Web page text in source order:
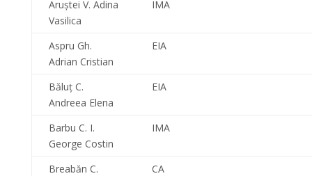
Aruştei V. Adina
Vasilica
IMA
Aspru Gh.
Adrian Cristian
EIA
Băluţ C.
Andreea Elena
EIA
Barbu C. I.
George Costin
IMA
Breabăn C.
CA